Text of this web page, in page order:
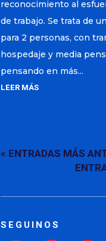
reconocimiento al
de trabajo. Se trata de
para 2 personas, con
hospedaje y media
pensando en más...
LEER MÁS
« ENTRADAS MÁS
SEGUINOS